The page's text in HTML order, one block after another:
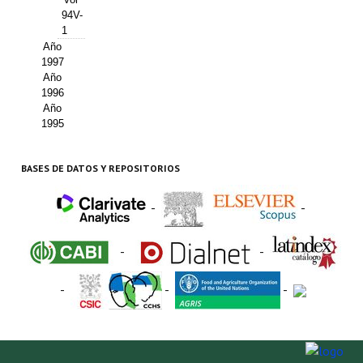
94V-
1
Año
1997
Año
1996
Año
1995
BASES DE DATOS Y REPOSITORIOS
- -
- -
- - -